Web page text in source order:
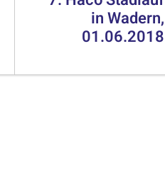
in Wadern,
01.06.2018